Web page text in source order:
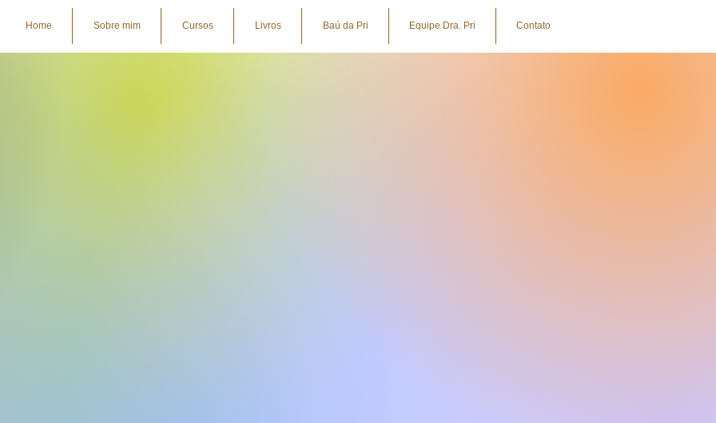
Home Sobre mim Cursos Livros Baú da Pri Equipe Dra. Pri Contato